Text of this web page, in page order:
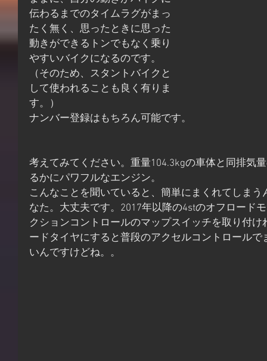
伝わるまでのタイムラグがまっ
たく無く、思ったときに思った
動きができるトンでもなく乗り
やすいバイクになるのです。
（そのため、スタントバイクと
して使われることも良く有りま
す。）
ナンバー登録はもちろん可能です。
考えてみてください。重量104.3kgの車体と同排気
るかにパワフルなエンジン。
こんなことを聞いていると、簡単にまくれてしま
なた。大丈夫です。2017年以降の4stのオフロード
クションコントロールのマップスイッチを取り付
ードタイヤにすると普段のアクセルコントロール
いんですけどね。。